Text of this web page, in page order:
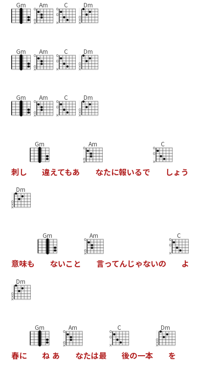
Gm Am C Dm
Gm Am C Dm
Gm Am C Dm
刺し
Gm
違えてもあ
Am
なたに報いるで
C
しょ う
Dm
意味も
Gm
ないこ と
Am
言ってんじゃないの
C
よ
Dm
春に
Gm
ね あ
Am
なたは最
C
後の一本
Dm
を